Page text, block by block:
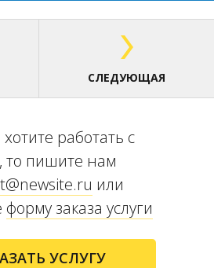
СЛЕДУЮЩАЯ
работать с
то пишите нам
или
форму заказа услуги
УСЛУГУ